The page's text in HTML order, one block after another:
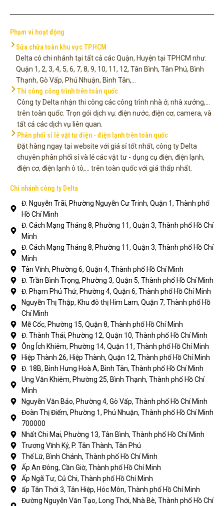
Phạm vi hoạt động
Sửa chữa toàn khu vực TP.HCM
Delta có chi nhánh tại tất cả các Quận, Huyện tại TPHCM như:
Quận 1, 2, 3, 4, 5, 6, 7, 8, 9, 10, 11, 12, Tân Bình, Tân Phú, Bình
Thạnh, Gò Vấp, Phú Nhuận, Bình Tân,...
Thi công công trình trên toàn quốc
Công ty Delta nhận thi công các công trình nhà ở, nhà xưởng,...
trên toàn quốc. Trọn gói dịch vụ: điện nước, điện cơ, camera, và
tất cả các dịch vụ liên quan.
Phân phối sỉ lẻ vật tư điện - điện lạnh trên toàn quốc
Đặt hàng ngay tại website với giá sỉ tốt nhất, công ty Delta
chuyên phân phối sỉ và lẻ các vật tư - dụng cụ điện, điện lạnh,
điện cơ, điện lạnh ô tô,... trên toàn quốc với giá thấp nhất.
Chi nhánh công ty Delta
Đ. Nguyễn Trãi, Phường Nguyễn Cư Trinh, Quận 1, Thành phố
Hồ Chí Minh
Đ. Cách Mạng Tháng 8, Phường 11, Quận 3, Thành phố Hồ Chí
Minh
Đ. Cách Mạng Tháng 8, Phường 11, Quận 3, Thành phố Hồ Chí
Minh
Tân Vĩnh, Phường 6, Quận 4, Thành phố Hồ Chí Minh
Đ. Trần Bình Trọng, Phường 3, Quận 5, Thành phố Hồ Chí Minh
Đ. Phạm Phú Thứ, Phường 4, Quận 6, Thành phố Hồ Chí Minh
Nguyễn Thị Thập, Khu đô thị Him Lam, Quận 7, Thành phố Hồ
Chí Minh
Mễ Cốc, Phường 15, Quận 8, Thành phố Hồ Chí Minh
Đ. Thành Thái, Phường 12, Quận 10, Thành phố Hồ Chí Minh
Ông Ích Khiêm, Phường 14, Quận 11, Thành phố Hồ Chí Minh
Hiệp Thành 26, Hiệp Thành, Quận 12, Thành phố Hồ Chí Minh
Đ. 18B, Bình Hưng Hoà A, Bình Tân, Thành phố Hồ Chí Minh
Ung Văn Khiêm, Phường 25, Bình Thạnh, Thành phố Hồ Chí
Minh
Nguyễn Văn Bảo, Phường 4, Gò Vấp, Thành phố Hồ Chí Minh
Đoàn Thị Điểm, Phường 1, Phú Nhuận, Thành phố Hồ Chí Minh
700000
Nhất Chi Mai, Phường 13, Tân Bình, Thành phố Hồ Chí Minh
Trương Vĩnh Ký, P. Tân Thành, Tân Phú
Thế Lữ, Bình Chánh, Thành phố Hồ Chí Minh
Ấp An Đông, Cần Giờ, Thành phố Hồ Chí Minh
Ấp Ngã Tư, Củ Chi, Thành phố Hồ Chí Minh
ấp Tân Thới 3, Tân Hiệp, Hóc Môn, Thành phố Hồ Chí Minh
Đường Nguyễn Văn Tạo, Long Thới, Nhà Bè, Thành phố Hồ Chí